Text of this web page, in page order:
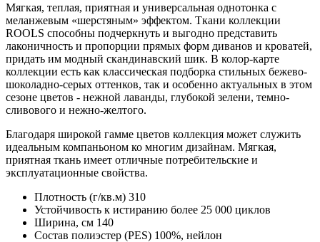
Мягкая, теплая, приятная и универсальная однотонка с
меланжевым «шерстяным» эффектом. Ткани коллекции
ROOLS способны подчеркнуть и выгодно представить
лаконичность и пропорции прямых форм диванов и кроватей,
придать им модный скандинавский шик. В колор-карте
коллекции есть как классическая подборка стильных бежево-
шоколадно-серых оттенков, так и особенно актуальных в этом
сезоне цветов - нежной лаванды, глубокой зелени, темно-
сливового и нежно-желтого.
Благодаря широкой гамме цветов коллекция может служить
идеальным компаньоном ко многим дизайнам. Мягкая,
приятная ткань имеет отличные потребительские и
эксплуатационные свойства.
Плотность (г/кв.м) 310
Устойчивость к истиранию более 25 000 циклов
Ширина, см 140
Состав полиэстер (PES) 100%, нейлон